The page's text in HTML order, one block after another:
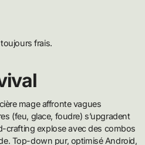
frais.
mage affronte vagues
(feu, glace, foudre) s’upgradent
crafting explose avec des combos
Top-down pur, optimisé Android,